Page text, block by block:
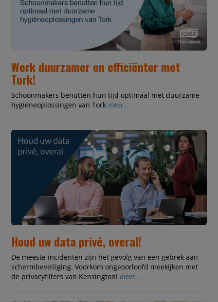
Werk duurzamer en efficiënter met
Tork!
Schoonmakers benutten hun tijd optimaal met duurzame
hygiëneoplossingen van Tork meer...
Houd uw data privé, overal!
De meeste incidenten zijn het gevolg van een gebrek aan
schermbeveiliging. Voorkom ongeoorloofd meekijken met
de privacyfilters van Kensington! meer...